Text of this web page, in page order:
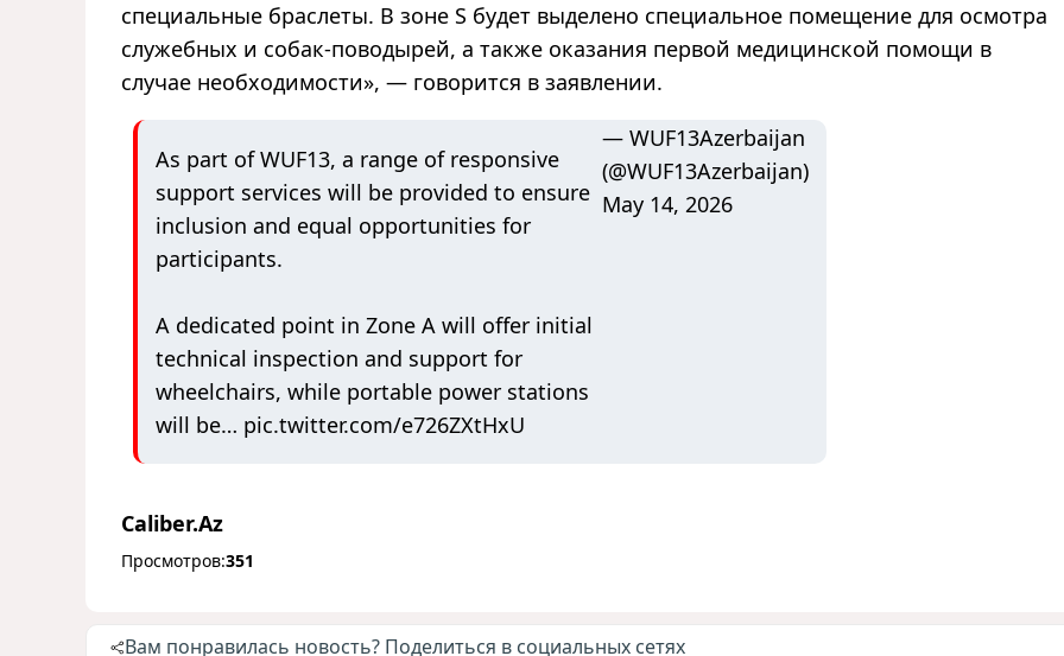
специальные браслеты. В зоне S будет выделено специальное помещение для осмотра
служебных и собак-поводырей, а также оказания первой медицинской помощи в
случае необходимости», — говорится в заявлении.
As part of WUF13, a range of responsive
support services will be provided to ensure
inclusion and equal opportunities for
participants.
A dedicated point in Zone A will offer initial
technical inspection and support for
wheelchairs, while portable power stations
will be… pic.twitter.com/e726ZXtHxU
— WUF13Azerbaijan
(@WUF13Azerbaijan)
May 14, 2026
Caliber.Az
Просмотров:351
Вам понравилась новость? Поделиться в социальных сетях